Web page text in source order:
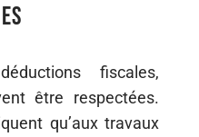
fiscales,
être respectées.
qu’aux travaux